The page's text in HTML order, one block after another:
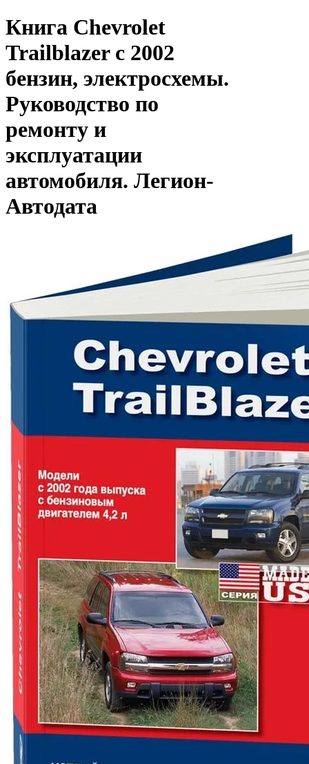
Книга Chevrolet
Trailblazer с 2002
бензин, электросхемы.
Руководство по
ремонту и
эксплуатации
автомобиля. Легион-
Aвтодата